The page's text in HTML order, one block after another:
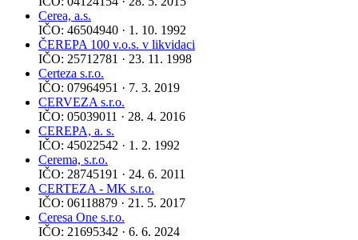
Cerea, a.s.
IČO: 46504940 · 1. 10. 1992
ČEREPA 100 v.o.s. v likvidaci
IČO: 25712781 · 23. 11. 1998
Certeza s.r.o.
IČO: 07964951 · 7. 3. 2019
CERVEZA s.r.o.
IČO: 05039011 · 28. 4. 2016
CEREPA, a. s.
IČO: 45022542 · 1. 2. 1992
Cerema, s.r.o.
IČO: 28745191 · 24. 6. 2011
CERTEZA - MK s.r.o.
IČO: 06118879 · 21. 5. 2017
Ceresa One s.r.o.
IČO: 21695342 · 6. 6. 2024